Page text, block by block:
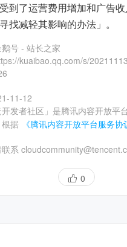
到了运营费用增加和广告收
找减轻其影响的办法」。
号 - 站长之家
kuaibao.qq.com/s/
11-12
发者社区」是腾讯内容开放平
据
《腾讯内容开放平台服务协
系
0